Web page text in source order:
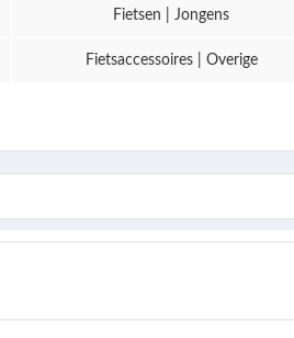
Fietsen | Jongens
Fietsaccessoires | Overige